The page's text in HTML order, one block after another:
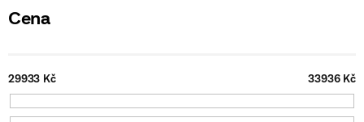
Cena
29933 Kč 33936Kč